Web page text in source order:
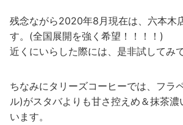
残念ながら2020年8月現在は、六本木
す。(全国展開を強く希望！！！！)
近くにいらした際には、是非試してみ
ちなみにタリーズコーヒーでは、フラ
ル)がスタバよりも甘さ控えめ＆抹茶濃
います。